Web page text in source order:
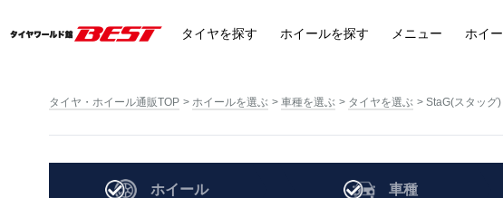
タイヤを探す ホイールを探す メニュー ホイ
タイヤ・ホイール通販TOP ホイールを選ぶ 車種を選ぶ タイヤを選ぶ StaG(スタッグ
ホイール 車種